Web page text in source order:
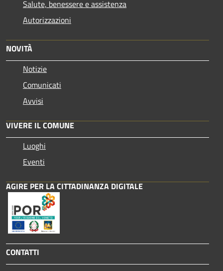
Salute, benessere e assistenza
Autorizzazioni
NOVITÀ
Notizie
Comunicati
Avvisi
VIVERE IL COMUNE
Luoghi
Eventi
AGIRE PER LA CITTADINANZA DIGITALE
CONTATTI